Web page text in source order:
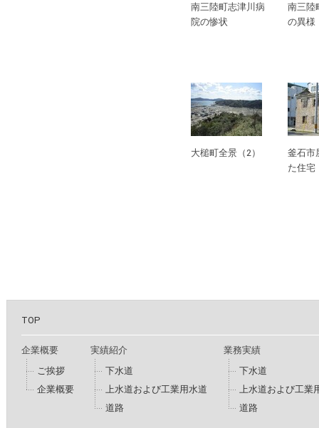
南三陸町志津川病
院の惨状
南三陸
の異様
大槌町全景（2）
釜石市
た住宅
TOP
企業概要
ご挨拶
企業概要
実績紹介
下水道
上水道および工業用水道
道路
業務実績
下水道
上水道および工業
道路